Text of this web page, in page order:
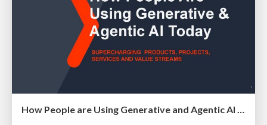
How People are Using Generative and Agentic AI to Supercharge Their Products, Projects, Services and Value Streams Today